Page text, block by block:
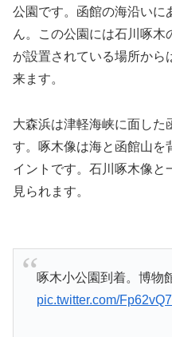
公園です。函館の海沿いに
ん。この公園には石川啄木
が設置されている場所から
来ます。
大森浜は津軽海峡に面した
す。啄木像は海と函館山を
イントです。石川啄木像と
見られます。
啄木小公園到着。博物
pic.twitter.com/